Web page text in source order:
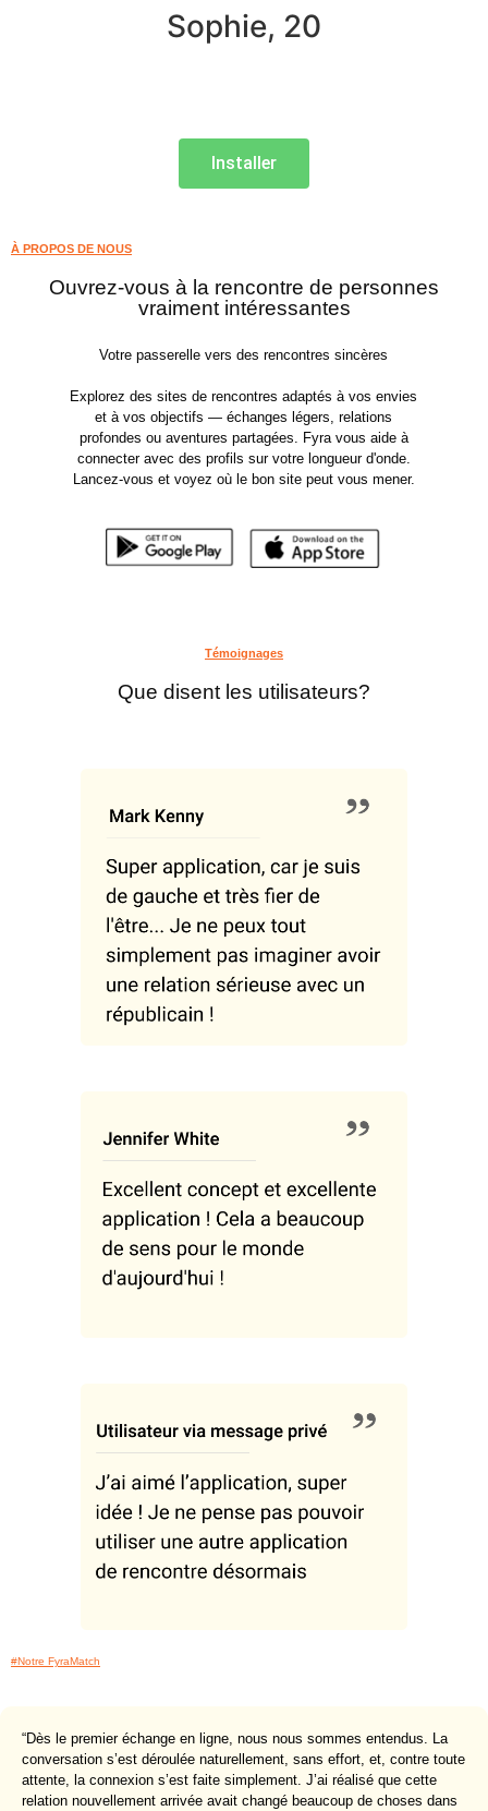
Sophie, 20
Installer
À PROPOS DE NOUS
Ouvrez-vous à la rencontre de personnes
vraiment intéressantes
Votre passerelle vers des rencontres sincères
Explorez des sites de rencontres adaptés à vos envies
et à vos objectifs — échanges légers, relations
profondes ou aventures partagées. Fyra vous aide à
connecter avec des profils sur votre longueur d'onde.
Lancez-vous et voyez où le bon site peut vous mener.
Témoignages
Que disent les utilisateurs?
#Notre FyraMatch
“Dès le premier échange en ligne, nous nous sommes entendus. La
conversation s’est déroulée naturellement, sans effort, et, contre toute
attente, la connexion s’est faite simplement. J’ai réalisé que cette
relation nouvellement arrivée avait changé beaucoup de choses dans